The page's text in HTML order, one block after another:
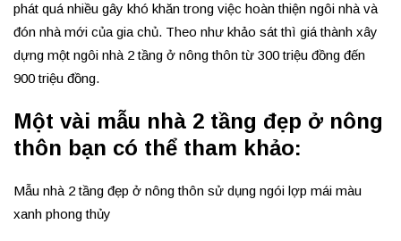
phát quá nhiều gây khó khăn trong việc hoàn thiện ngôi nhà và
đón nhà mới của gia chủ. Theo như khảo sát thì giá thành xây
dựng một ngôi nhà 2 tầng ở nông thôn từ 300 triệu đồng đến
900 triệu đồng.
Một vài mẫu nhà 2 tầng đẹp ở nông
thôn bạn có thể tham khảo:
Mẫu nhà 2 tầng đẹp ở nông thôn sử dụng ngói lợp mái màu
xanh phong thủy